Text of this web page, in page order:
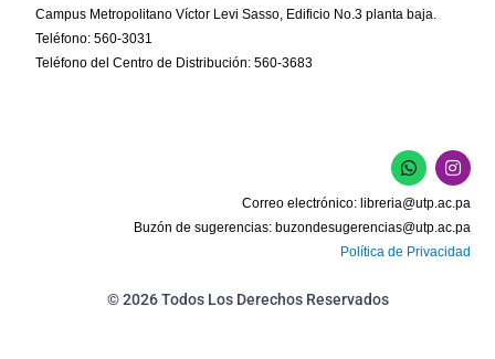
Campus Metropolitano Víctor Levi Sasso, Edificio No.3 planta baja.
Teléfono: 560-3031
Teléfono del Centro de Distribución: 560-3683
W
h
a
t
s
a
I
n
t
a
g
Correo electrónico: libreria@utp.ac.pa
Buzón de sugerencias: buzondesugerencias@utp.ac.pa
Política de Privacidad
© 2026 Todos Los Derechos Reservados